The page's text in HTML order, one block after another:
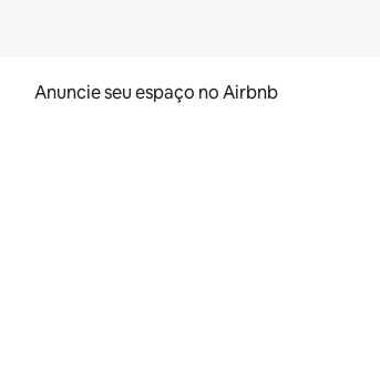
Anuncie seu espaço no Airbnb